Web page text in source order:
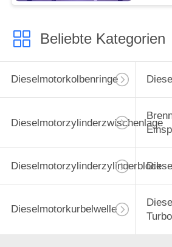
Beliebte Kategorien
Dieselmotorkolbenringe
Dieselmotorzylinderzwischenlage
Dieselmotorzylinderzylinderblock
Dieselmotorkurbelwelle